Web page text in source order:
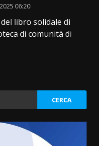
06:20
libro solidale di
di comunità di